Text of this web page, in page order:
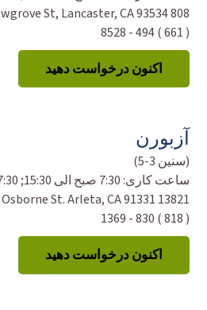
808 W. Newgrove St, Lancaster, CA 93534
( 661 ) 494 - 8528
اکنون درخواست دهید
آزبورن
(سنین 3-5)
ساعت کاری: 7:30 صبح الی 15:30; 7:30 صبح الی 17:30
13821 Osborne St. Arleta, CA 91331
( 818 ) 830 - 1369
اکنون درخواست دهید